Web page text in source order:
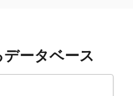
ータベース